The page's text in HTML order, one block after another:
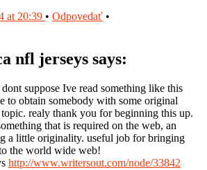
at 20:39 • Odpovedať •
nfl jerseys says:
suppose Ive read something like this
to obtain somebody with some original
realy thank you for beginning this up.
that is required on the web, an
a little originality. useful job for bringing
the world wide web!
http://www.writersout.com/node/33842